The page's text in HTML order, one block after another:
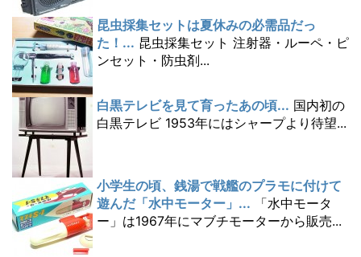
昆虫採集セットは夏休みの必需品だっ
た！... 昆虫採集セット 注射器・ルーペ・ピ
ンセット・防虫剤...
白黒テレビを見て育ったあの頃... 国内初の
白黒テレビ 1953年にはシャープより待望...
小学生の頃、銭湯で戦艦のプラモに付けて
遊んだ「水中モーター」...
「水中モータ
ー」は1967年にマブチモーターから販売...